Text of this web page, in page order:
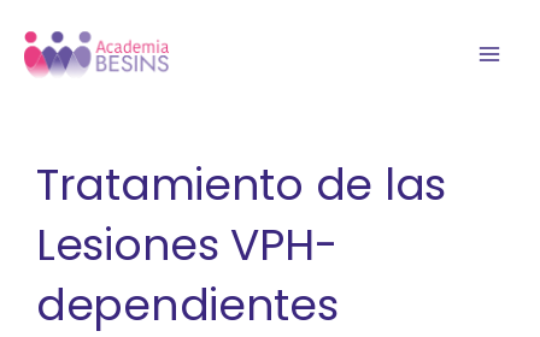
Tratamiento de las
Lesiones VPH-
dependientes